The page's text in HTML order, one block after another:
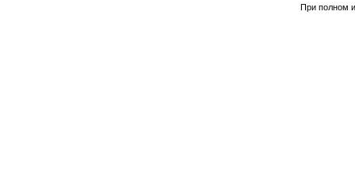
При полном